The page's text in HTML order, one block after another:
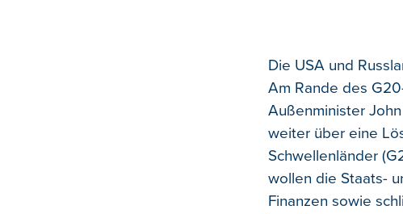
Die USA und
Am Rande des
Außenminister
weiter über eine
Schwellenländer
wollen die Staats-
Finanzen sowie